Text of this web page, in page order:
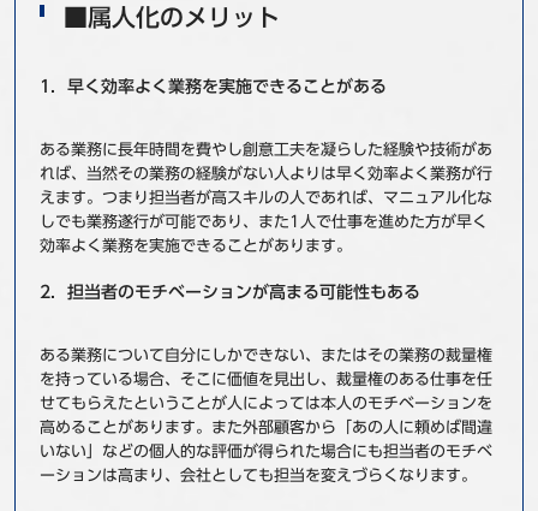
■属人化のメリット
1．早く効率よく業務を実施できることがある
ある業務に長年時間を費やし創意工夫を凝らした経験や技術があ
れば、当然その業務の経験がない人よりは早く効率よく業務が行
えます。つまり担当者が高スキルの人であれば、マニュアル化な
しでも業務遂行が可能であり、また1人で仕事を進めた方が早く
効率よく業務を実施できることがあります。
2．担当者のモチベーションが高まる可能性もある
ある業務について自分にしかできない、またはその業務の裁量権
を持っている場合、そこに価値を見出し、裁量権のある仕事を任
せてもらえたということが人によっては本人のモチベーションを
高めることがあります。また外部顧客から「あの人に頼めば間違
いない」などの個人的な評価が得られた場合にも担当者のモチベ
ーションは高まり、会社としても担当を変えづらくなります。